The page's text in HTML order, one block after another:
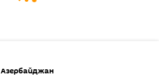
Азербайджан